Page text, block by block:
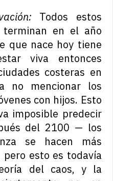
Todos estos
terminan en el año
que nace hoy tiene
viva entonces
costeras en
no mencionar los
con hijos. Esto
imposible predecir
del 2100 — los
se hacen más
esto es todavía
del caos, y la